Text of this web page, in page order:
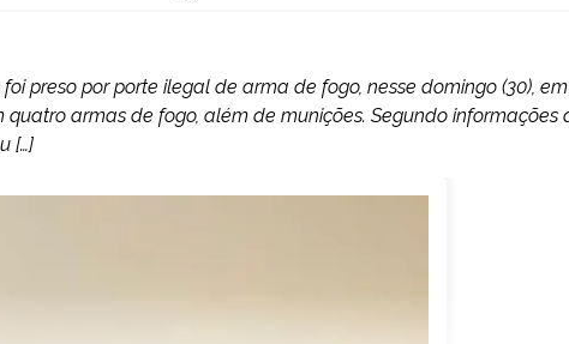
preso por porte ilegal de arma de fogo, nesse domingo (30), em
armas de fogo, além de munições. Segundo informações
[…]